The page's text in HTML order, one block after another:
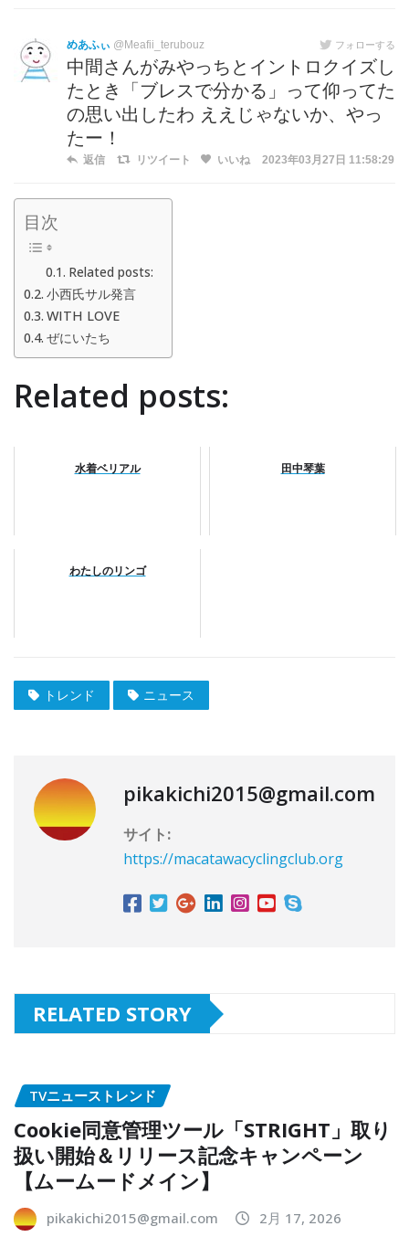
めあふぃ @Meafii_terubouz フォローする
中間さんがみやっちとイントロクイズし
たとき「ブレスで分かる」って仰ってた
の思い出したわ ええじゃないか、やっ
たー！
返信 リツイート いいね 2023年03月27日 11:58:29
目次
Related posts:
小西氏サル発言
WITH LOVE
ぜにいたち
Related posts:
水着ベリアル 田中琴葉
わたしのリンゴ
トレンド ニュース
pikakichi2015@gmail.com
サイト:
https://macatawacyclingclub.org
RELATED STORY
TVニューストレンド
Cookie同意管理ツール「STRIGHT」取り
扱い開始＆リリース記念キャンペーン
【ムームードメイン】
pikakichi2015@gmail.com 2月 17, 2026